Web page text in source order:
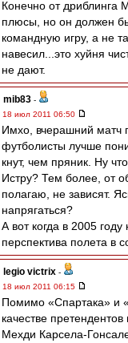
Конечно от дриблинга
плюсы, но он должен
командную игру, а не
навесил...это хуйня
не дают.
mib83 -
18 июл 2011 06:50
Имхо, вчерашний матч
футболисты лучше
кнут, чем пряник. Ну
Истру? Тем более, от
полагаю, не зависят.
напрягаться?
А вот когда в 2005
перспектива полета в
legio victrix -
18 июл 2011 06:15
Помимо «Спартака» и
качестве
Мехди Карсела-